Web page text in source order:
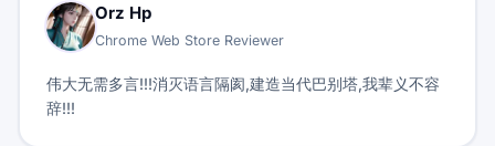
Orz Hp
Chrome Web Store Reviewer
伟大无需多言!!!消灭语言隔阂,建造当代巴别塔,我辈义不容
辞!!!